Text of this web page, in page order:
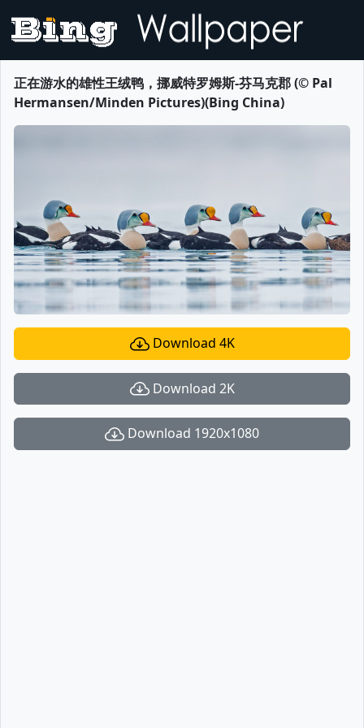
正在游水的雄性王绒鸭，挪威特罗姆斯-芬马克郡 (© Pal
Hermansen/Minden Pictures)(Bing China)
Download 4K
Download 2K
Download 1920x1080